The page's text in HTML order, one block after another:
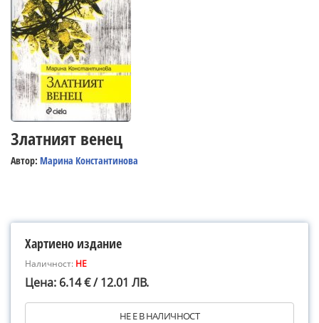
Златният венец
Автор: Марина Константинова
Хартиено издание
Наличност: НЕ
Цена: 6.14 € / 12.01 ЛВ.
НЕ Е В НАЛИЧНОСТ